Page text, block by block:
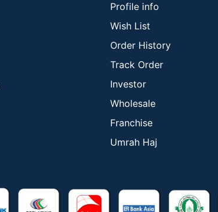
Profile info
Wish List
Order History
Track Order
Investor
Wholesale
Franchise
Umrah Haj